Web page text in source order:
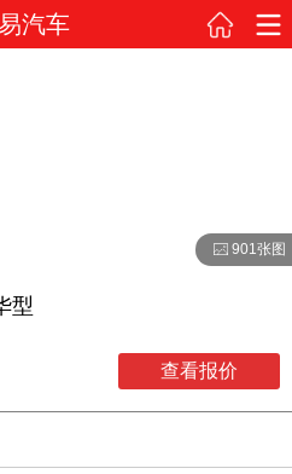
汽车
901张图
型
查看报价